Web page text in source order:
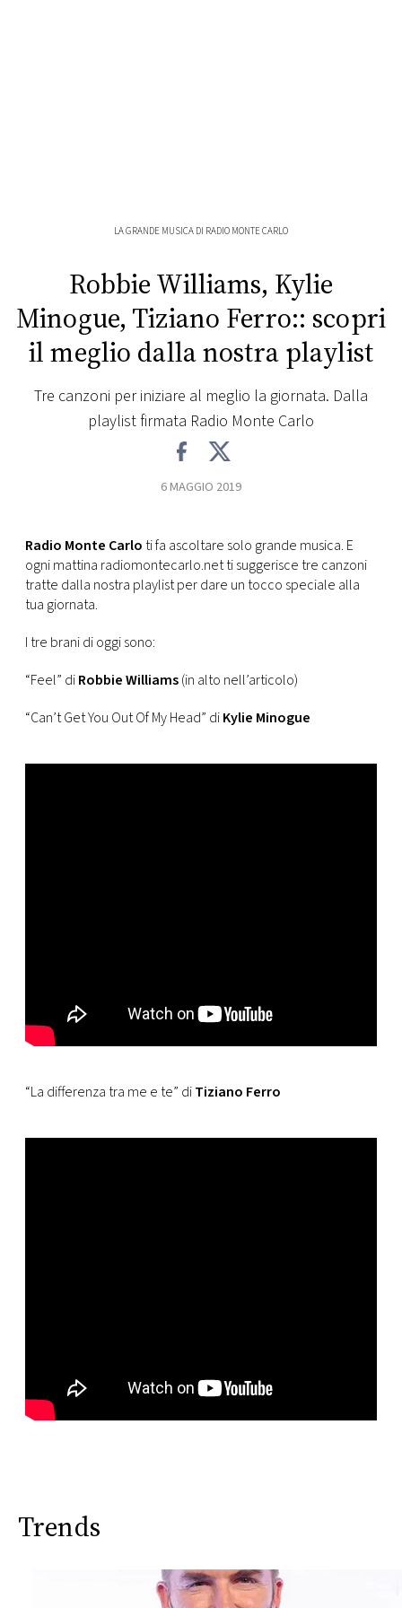
PRINCIPATO
DI
MONACO
RMC
CONSIGLIA
LA GRANDE MUSICA DI RADIO MONTE CARLO
Robbie Williams, Kylie
Minogue, Tiziano Ferro:: scopri
il meglio dalla nostra playlist
Tre canzoni per iniziare al meglio la giornata. Dalla
playlist firmata Radio Monte Carlo
6 MAGGIO 2019
Radio Monte Carlo ti fa ascoltare solo grande musica. E
ogni mattina radiomontecarlo.net ti suggerisce tre canzoni
tratte dalla nostra playlist per dare un tocco speciale alla
tua giornata.
I tre brani di oggi sono:
“Feel” diRobbie Williams(in alto nell’articolo)
“Can’t Get You Out Of My Head” diKylie Minogue
“La differenza tra me e te” diTiziano Ferro
Trends